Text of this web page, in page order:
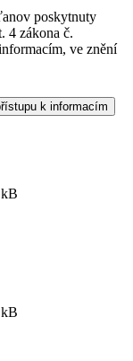
poskytnuty
4 zákona č.
ve znění
k informacím